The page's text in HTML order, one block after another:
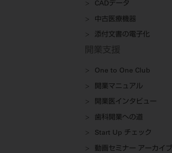
CADデータ
中古医療機器
添付文書の電子化
開業支援
One to One Club
開業マニュアル
開業医インタビュー
歯科開業への道
Start Up チェック
動画セミナー アーカイブ